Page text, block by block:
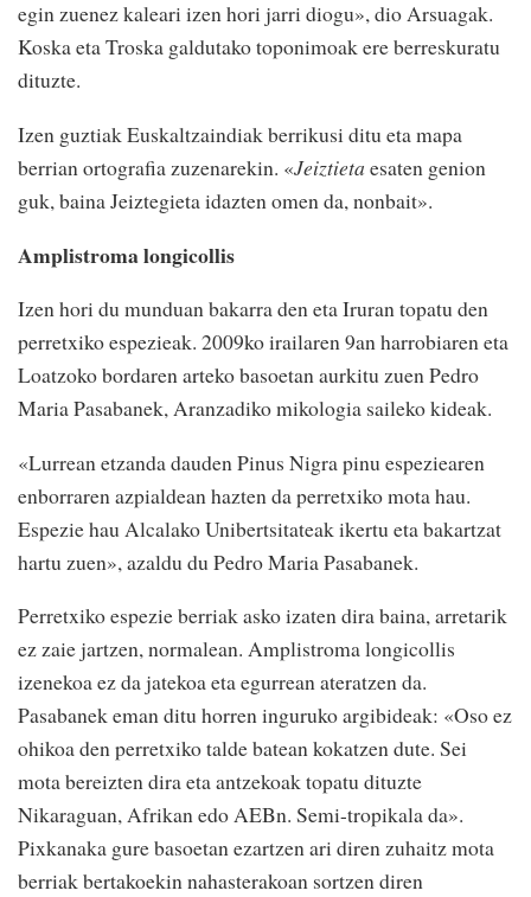
egin zuenez kaleari izen hori jarri diogu», dio Arsuagak.
Koska eta Troska galdutako toponimoak ere berreskuratu
dituzte.
Izen guztiak Euskaltzaindiak berrikusi ditu eta mapa
berrian ortografia zuzenarekin. «Jeiztieta esaten genion
guk, baina Jeiztegieta idazten omen da, nonbait».
Amplistroma longicollis
Izen hori du munduan bakarra den eta Iruran topatu den
perretxiko espezieak. 2009ko irailaren 9an harrobiaren eta
Loatzoko bordaren arteko basoetan aurkitu zuen Pedro
Maria Pasabanek, Aranzadiko mikologia saileko kideak.
«Lurrean etzanda dauden Pinus Nigra pinu espeziearen
enborraren azpialdean hazten da perretxiko mota hau.
Espezie hau Alcalako Unibertsitateak ikertu eta bakartzat
hartu zuen», azaldu du Pedro Maria Pasabanek.
Perretxiko espezie berriak asko izaten dira baina, arretarik
ez zaie jartzen, normalean. Amplistroma longicollis
izenekoa ez da jatekoa eta egurrean ateratzen da.
Pasabanek eman ditu horren inguruko argibideak: «Oso ez
ohikoa den perretxiko talde batean kokatzen dute. Sei
mota bereizten dira eta antzekoak topatu dituzte
Nikaraguan, Afrikan edo AEBn. Semi-tropikala da».
Pixkanaka gure basoetan ezartzen ari diren zuhaitz mota
berriak bertakoekin nahasterakoan sortzen diren